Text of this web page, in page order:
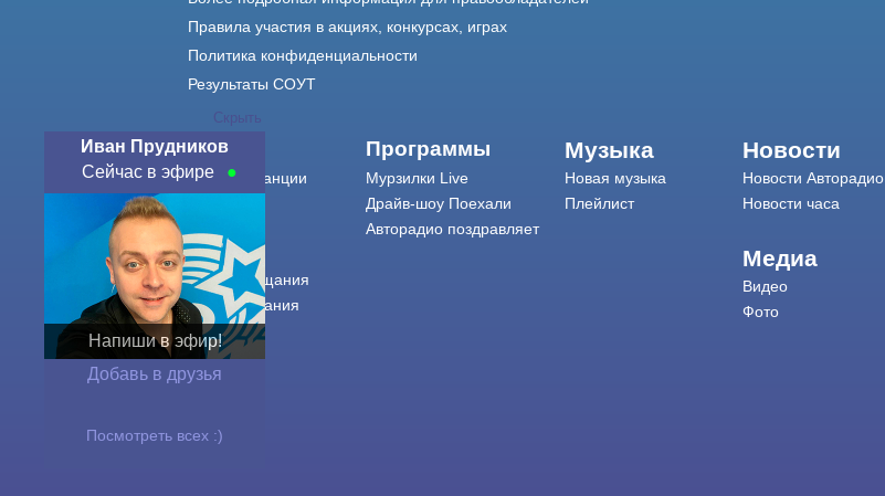
Скрыть
Иван Прудников
Сейчас в эфире
Напиши в эфир!
Добавь в друзья
Посмотреть всех :)
Правила участия в акциях, конкурсах, играх
Политика конфиденциальности
Результаты СОУТ
О нас
О радиостанции
Контакты
Реклама
Города вещания
Сетка вещания
История
Оферта
Программы
Мурзилки Live
Драйв-шоу Поехали
Авторадио поздравляет
Музыка
Новая музыка
Плейлист
Новости
Новости Авторадио
Новости часа
Медиа
Видео
Фото